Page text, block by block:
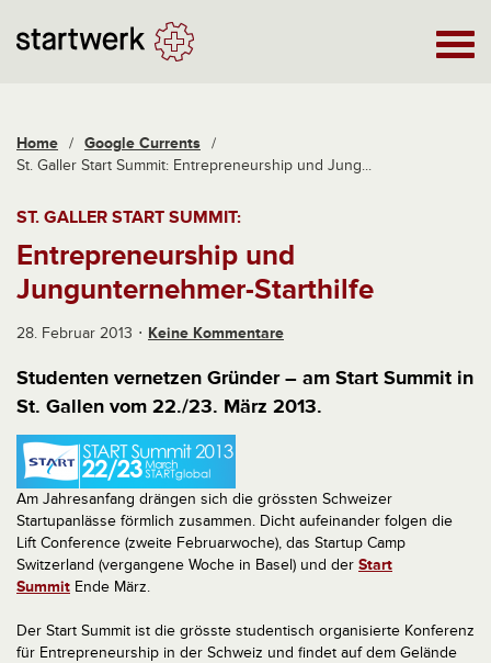
Home / Google Currents /
St. Galler Start Summit: Entrepreneurship und Jung...
ST. GALLER START SUMMIT:
Entrepreneurship und
Jungunternehmer-Starthilfe
28. Februar 2013 Keine Kommentare
Studenten vernetzen Gründer – am Start Summit in
St. Gallen vom 22./23. März 2013.
Am Jahresanfang drängen sich die grössten Schweizer
Startupanlässe förmlich zusammen. Dicht aufeinander folgen die
Lift Conference (zweite Februarwoche), das Startup Camp
Switzerland (vergangene Woche in Basel) und der Start
Summit Ende März.
Der Start Summit ist die grösste studentisch organisierte Konferenz
für Entrepreneurship in der Schweiz und findet auf dem Gelände